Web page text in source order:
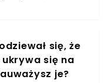
się, że
się na
je?